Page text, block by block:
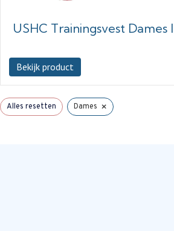
USHC Trainingsvest Dames
Bekijk product
Alles resetten Dames ×